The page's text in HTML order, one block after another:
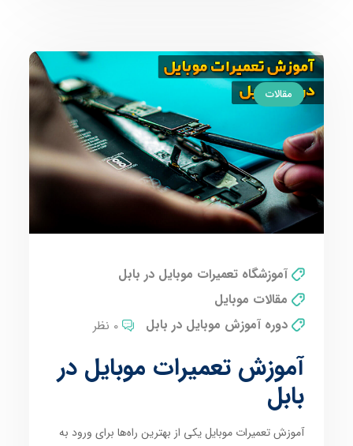
مقالات
آموزشگاه تعمیرات موبایل در بابل
مقالات موبایل
دوره آموزش موبایل در بابل
0 نظر
آموزش تعمیرات موبایل در
بابل
آموزش تعمیرات موبایل یکی از بهترین راه‌ها برای ورود به